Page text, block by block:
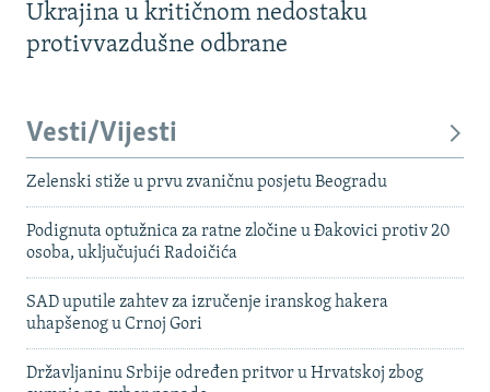
Ukrajina u kritičnom nedostaku
protivvazdušne odbrane
Vesti/Vijesti
Zelenski stiže u prvu zvaničnu posjetu Beogradu
Podignuta optužnica za ratne zločine u Đakovici protiv 20
osoba, uključujući Radoičića
SAD uputile zahtev za izručenje iranskog hakera
uhapšenog u Crnoj Gori
Državljaninu Srbije određen pritvor u Hrvatskoj zbog